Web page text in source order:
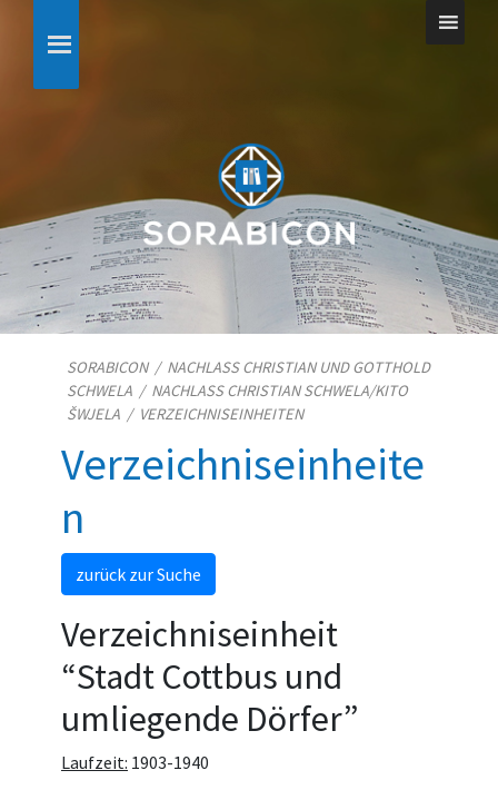
SORABICON/ NACHLASS CHRISTIAN UND GOTTHOLD
SCHWELA / NACHLASS CHRISTIAN SCHWELA/​KITO
ŠWJELA / VERZEICHNISEINHEITEN
Verzeichniseinheite
n
zurück zur Suche
Verzeichniseinheit
“Stadt Cottbus und
umliegende Dörfer”
Laufzeit: 1903-1940